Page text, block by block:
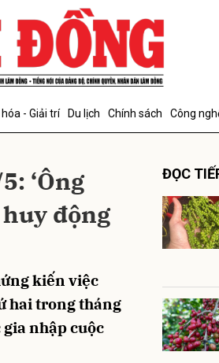
- Giải trí Du lịch Chính sách Công
‘Ông
động
kiến việc
hai trong tháng
nhập cuộc
ĐỌC